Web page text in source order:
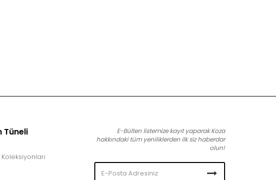
Tüneli
E-Bülten listemize kayıt yaparak Koza
hakkındaki tüm yeniliklerden ilk siz haberdar
olun!